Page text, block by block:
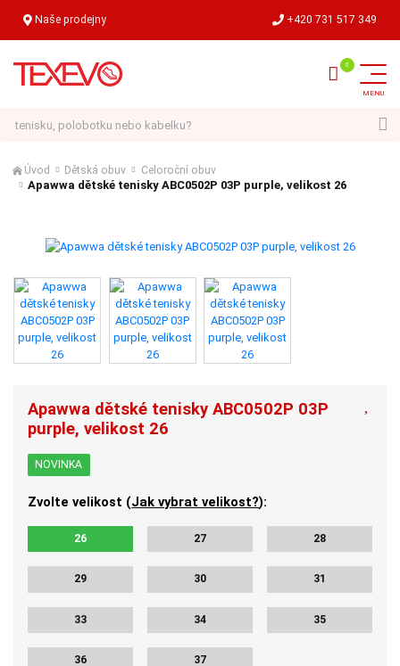
Naše prodejny +420 731 517 349
Úvod Dětská obuv Celoroční obuv
Apawwa dětské tenisky ABC0502P 03P purple, velikost 26
Apawwa dětské tenisky ABC0502P 03P
purple, velikost 26
NOVINKA
Zvolte velikost (Jak vybrat velikost?):
26 27 28
29 30 31
33 34 35
36 37